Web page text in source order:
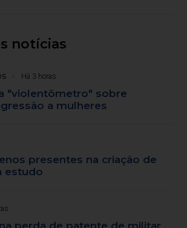
notícias
Há 3 horas
"violentômetro" sobre
a mulheres
presentes na criação de
estudo
perda de patente de militar